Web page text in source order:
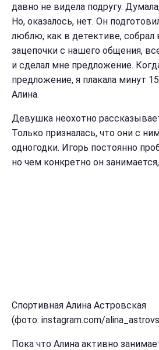
давно не видела подругу.
Но, оказалось, нет. Он
люблю, как в детективе,
зацепочки с нашего общения,
и сделал мне предложение.
предложение, я плакала минут
Алина.
Девушка неохотно
Только призналась, что они с
одногодки. Игорь постоянно
но чем конкретно он
Спортивная Алина Астровская
(фото: instagram.com/
Пока что Алина активно